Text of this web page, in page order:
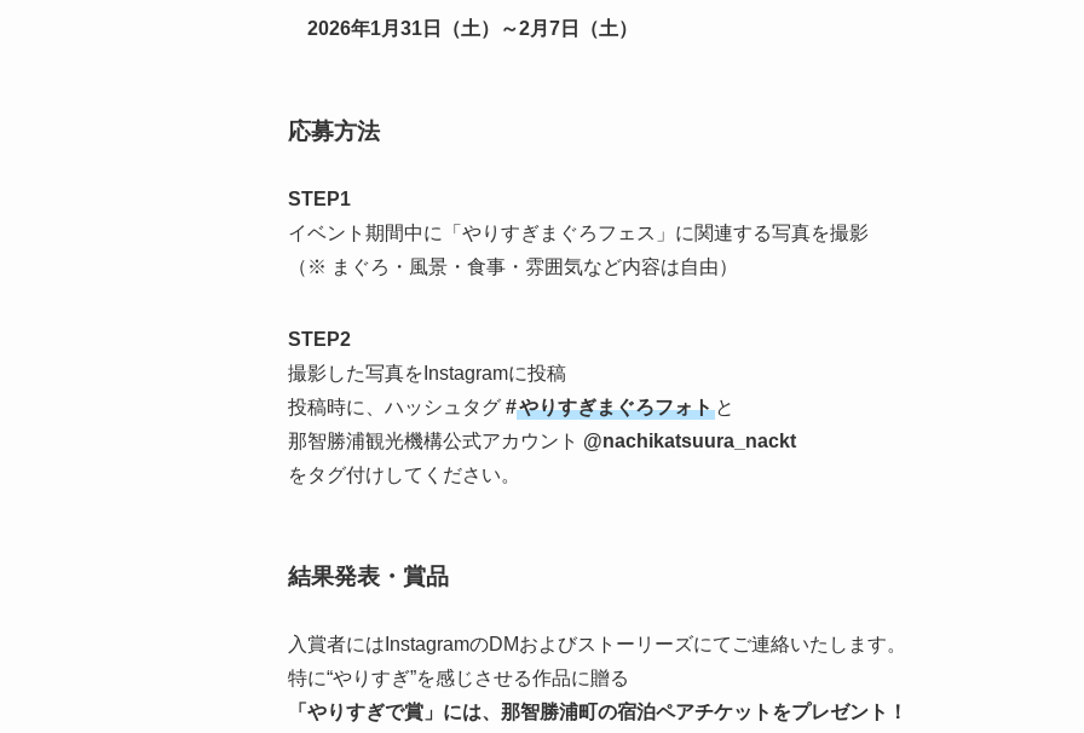
2026年1月31日（土）～2月7日（土）
応募方法
STEP1
イベント期間中に「やりすぎまぐろフェス」に関連する写真を撮影
（※ まぐろ・風景・食事・雰囲気など内容は自由）
STEP2
撮影した写真をInstagramに投稿
投稿時に、ハッシュタグ #やりすぎまぐろフォト と
那智勝浦観光機構公式アカウント @nachikatsuura_nackt
をタグ付けしてください。
結果発表・賞品
入賞者にはInstagramのDMおよびストーリーズにてご連絡いたします。
特に“やりすぎ”を感じさせる作品に贈る
「やりすぎで賞」には、那智勝浦町の宿泊ペアチケットをプレゼント！